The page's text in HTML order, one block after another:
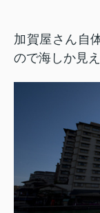
加賀屋さん自
ので海しか見